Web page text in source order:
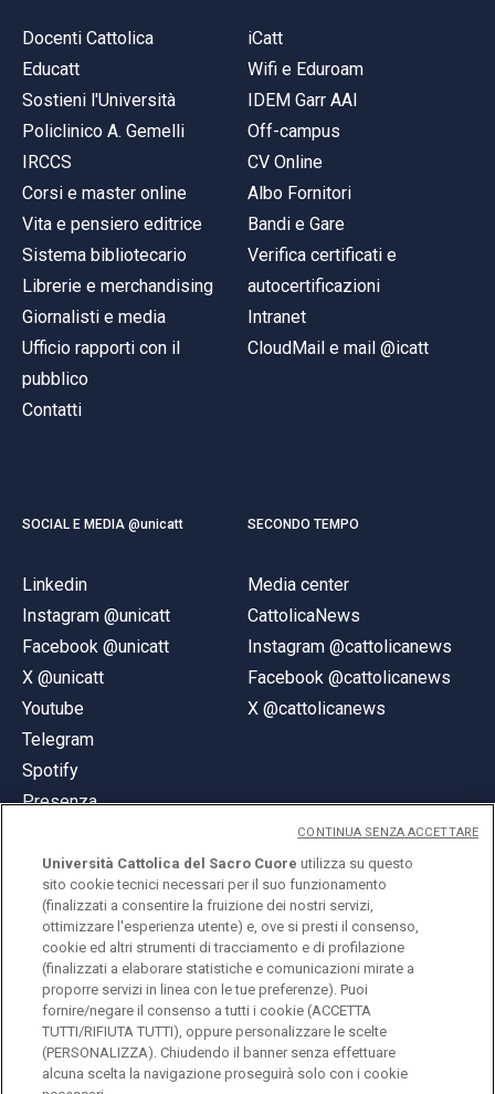
Docenti Cattolica
Educatt
Sostieni l'Università
Policlinico A. Gemelli
IRCCS
Corsi e master online
Vita e pensiero editrice
Sistema bibliotecario
Librerie e merchandising
Giornalisti e media
Ufficio rapporti con il
pubblico
Contatti
iCatt
Wifi e Eduroam
IDEM Garr AAI
Off-campus
CV Online
Albo Fornitori
Bandi e Gare
Verifica certificati e
autocertificazioni
Intranet
CloudMail e mail @icatt
SOCIAL E MEDIA @unicatt
Linkedin
Instagram @unicatt
Facebook @unicatt
X @unicatt
Youtube
Telegram
Spotify
Presenza
SECONDO TEMPO
Media center
CattolicaNews
Instagram @cattolicanews
Facebook @cattolicanews
X @cattolicanews
© Università Cattolica del Sacro Cuore
Largo A. Gemelli 1, 20123 Milano
PI 02133120150
ENGLISH
Università Cattolica del Sacro Cuore utilizza su questo
sito cookie tecnici necessari per il suo funzionamento
(finalizzati a consentire la fruizione dei nostri servizi,
ottimizzare l'esperienza utente) e, ove si presti il consenso,
cookie ed altri strumenti di tracciamento e di profilazione
(finalizzati a elaborare statistiche e comunicazioni mirate a
proporre servizi in linea con le tue preferenze). Puoi
fornire/negare il consenso a tutti i cookie (ACCETTA
TUTTI/RIFIUTA TUTTI), oppure personalizzare le scelte
(PERSONALIZZA). Chiudendo il banner senza effettuare
alcuna scelta la navigazione proseguirà solo con i cookie
CONTINUA SENZA ACCETTARE